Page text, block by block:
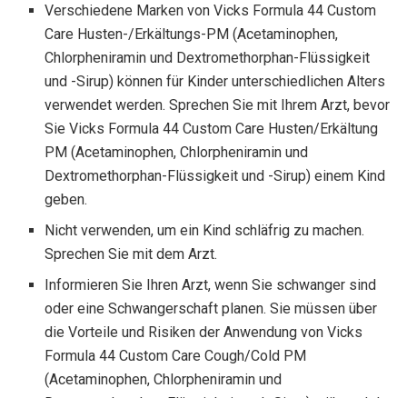
Verschiedene Marken von Vicks Formula 44 Custom
Care Husten-/Erkältungs-PM (Acetaminophen,
Chlorpheniramin und Dextromethorphan-Flüssigkeit
und -Sirup) können für Kinder unterschiedlichen Alters
verwendet werden. Sprechen Sie mit Ihrem Arzt, bevor
Sie Vicks Formula 44 Custom Care Husten/Erkältung
PM (Acetaminophen, Chlorpheniramin und
Dextromethorphan-Flüssigkeit und -Sirup) einem Kind
geben.
Nicht verwenden, um ein Kind schläfrig zu machen.
Sprechen Sie mit dem Arzt.
Informieren Sie Ihren Arzt, wenn Sie schwanger sind
oder eine Schwangerschaft planen. Sie müssen über
die Vorteile und Risiken der Anwendung von Vicks
Formula 44 Custom Care Cough/Cold PM
(Acetaminophen, Chlorpheniramin und